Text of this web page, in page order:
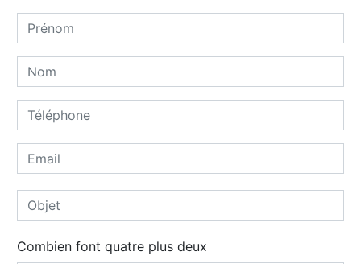
Combien font quatre plus deux